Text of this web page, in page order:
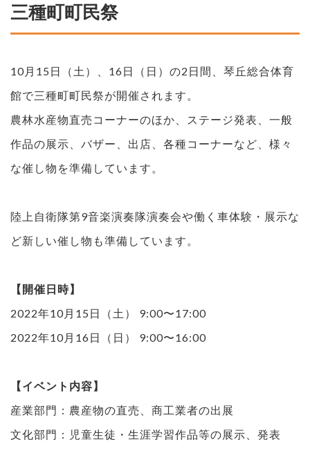
三種町町民祭
10月15日（土）、16日（日）の2日間、琴丘総合体育
館で三種町町民祭が開催されます。
農林水産物直売コーナーのほか、ステージ発表、一般
作品の展示、バザー、出店、各種コーナーなど、様々
な催し物を準備しています。
陸上自衛隊第9音楽演奏隊演奏会や働く車体験・展示な
ど新しい催し物も準備しています。
【開催日時】
2022年10月15日（土） 9:00〜17:00
2022年10月16日（日） 9:00〜16:00
【イベント内容】
産業部門：農産物の直売、商工業者の出展
文化部門：児童生徒・生涯学習作品等の展示、発表